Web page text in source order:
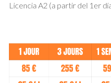
Licencia A2 (a partir del 1er